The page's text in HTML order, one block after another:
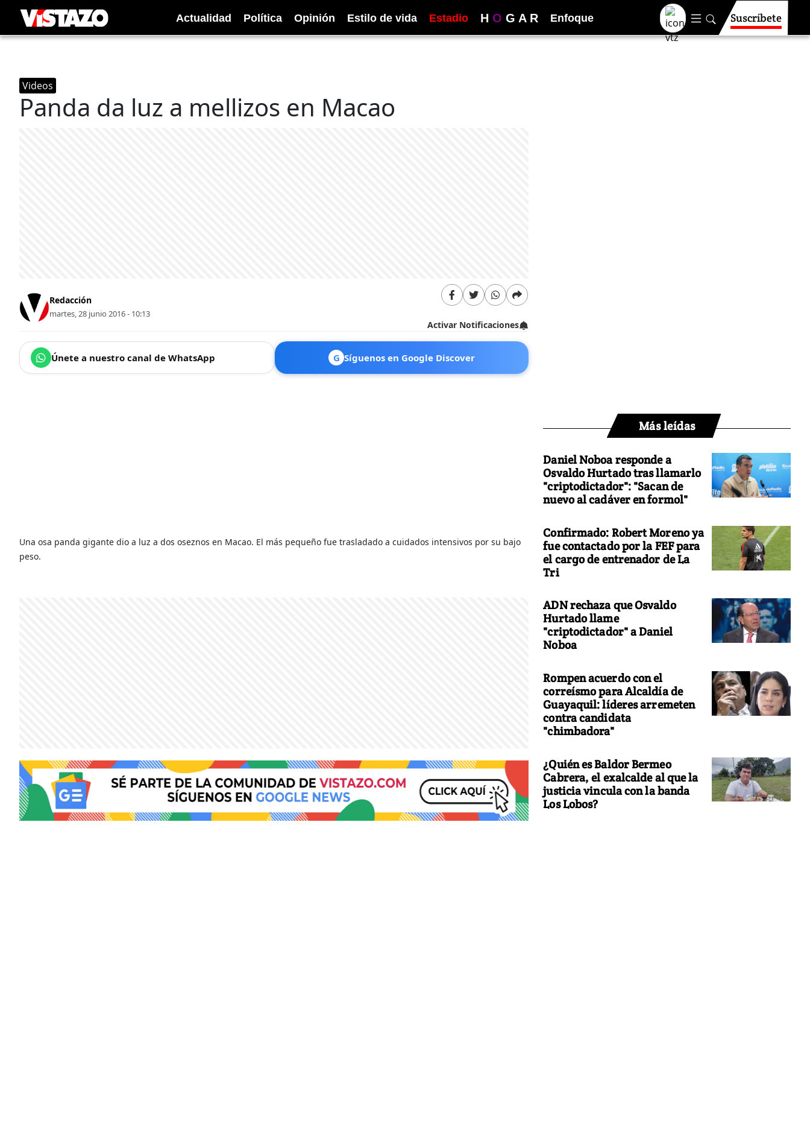
Actualidad Política Opinión Estilo de vida Estadio H O G A R Enfoque Suscríbete
Videos
Panda da luz a mellizos en Macao
Redacción
martes, 28 junio 2016 - 10:13
Activar Notificaciones
Únete a nuestro canal de WhatsApp G Síguenos en Google Discover
Una osa panda gigante dio a luz a dos oseznos en Macao. El más pequeño fue trasladado a cuidados intensivos por su bajo
peso.
Más leídas
Daniel Noboa responde a
Osvaldo Hurtado tras llamarlo
"criptodictador": "Sacan de
nuevo al cadáver en formol"
Confirmado: Robert Moreno ya
fue contactado por la FEF para
el cargo de entrenador de La
Tri
ADN rechaza que Osvaldo
Hurtado llame
"criptodictador" a Daniel
Noboa
Rompen acuerdo con el
correísmo para Alcaldía de
Guayaquil: líderes arremeten
contra candidata
"chimbadora"
¿Quién es Baldor Bermeo
Cabrera, el exalcalde al que la
justicia vincula con la banda
Los Lobos?